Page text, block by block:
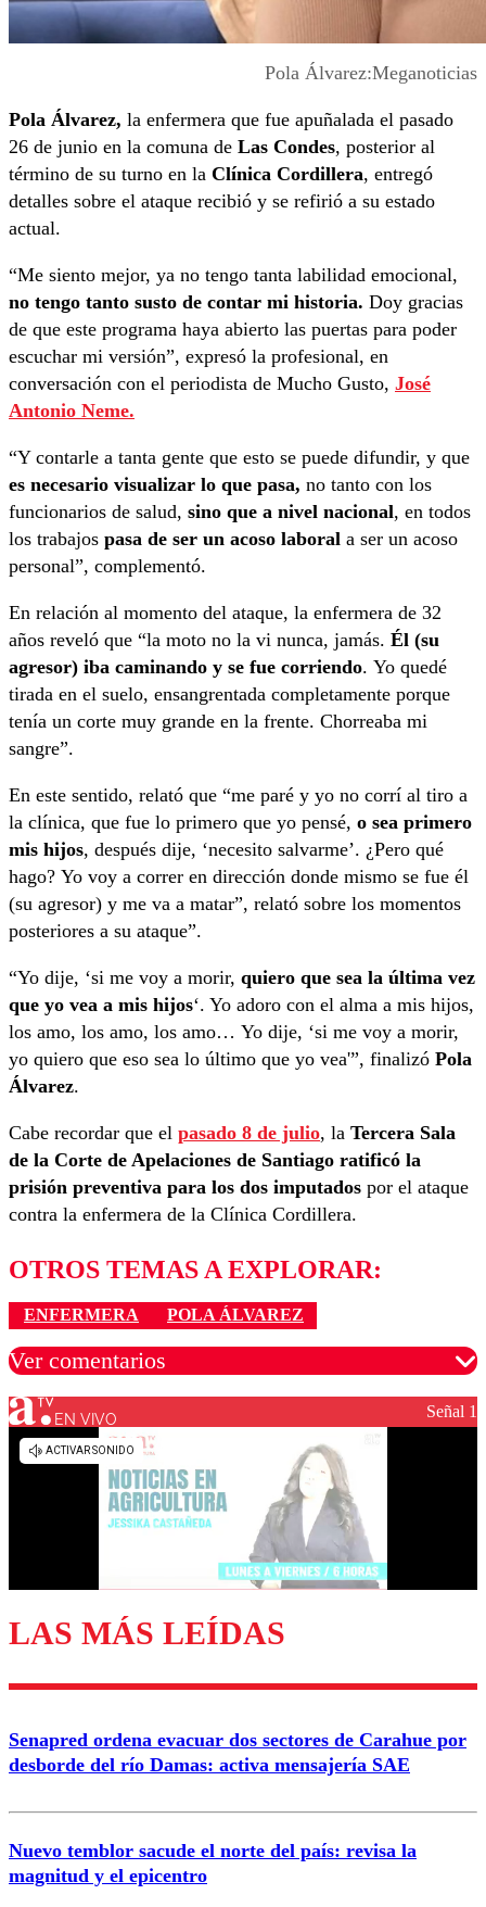
Pola Álvarez:Meganoticias
Pola Álvarez, la enfermera que fue apuñalada el pasado
26 de junio en la comuna de Las Condes, posterior al
término de su turno en la Clínica Cordillera, entregó
detalles sobre el ataque recibió y se refirió a su estado
actual.
“Me siento mejor, ya no tengo tanta labilidad emocional,
no tengo tanto susto de contar mi historia. Doy gracias
de que este programa haya abierto las puertas para poder
escuchar mi versión”, expresó la profesional, en
conversación con el periodista de Mucho Gusto, José
Antonio Neme.
“Y contarle a tanta gente que esto se puede difundir, y que
es necesario visualizar lo que pasa, no tanto con los
funcionarios de salud, sino que a nivel nacional, en todos
los trabajos pasa de ser un acoso laboral a ser un acoso
personal”, complementó.
En relación al momento del ataque, la enfermera de 32
años reveló que “la moto no la vi nunca, jamás. Él (su
agresor) iba caminando y se fue corriendo. Yo quedé
tirada en el suelo, ensangrentada completamente porque
tenía un corte muy grande en la frente. Chorreaba mi
sangre”.
En este sentido, relató que “me paré y yo no corrí al tiro a
la clínica, que fue lo primero que yo pensé, o sea primero
mis hijos, después dije, ‘necesito salvarme’. ¿Pero qué
hago? Yo voy a correr en dirección donde mismo se fue él
(su agresor) y me va a matar”, relató sobre los momentos
posteriores a su ataque”.
“Yo dije, ‘si me voy a morir, quiero que sea la última vez
que yo vea a mis hijos‘. Yo adoro con el alma a mis hijos,
los amo, los amo, los amo… Yo dije, ‘si me voy a morir,
yo quiero que eso sea lo último que yo vea'”, finalizó Pola
Álvarez.
Cabe recordar que el pasado 8 de julio, la Tercera Sala
de la Corte de Apelaciones de Santiago ratificó la
prisión preventiva para los dos imputados por el ataque
contra la enfermera de la Clínica Cordillera.
OTROS TEMAS A EXPLORAR:
ENFERMERA POLA ÁLVAREZ
Ver comentarios
Los comentarios son moderados para garantizar un
diálogo respetuoso.
Enviar comentario
EN VIVO Señal 1
LAS MÁS LEÍDAS
Senapred ordena evacuar dos sectores de Carahue por
desborde del río Damas: activa mensajería SAE
Nuevo temblor sacude el norte del país: revisa la
magnitud y el epicentro